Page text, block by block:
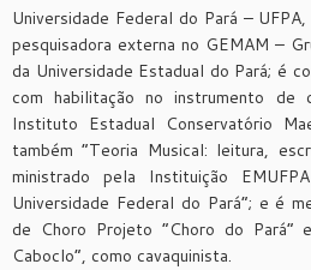
Universidade Federal do Pará –
pesquisadora externa no GEMAM –
da Universidade Estadual do Pará; é
com habilitação no instrumento de
Instituto Estadual Conservatório
também “Teoria Musical: leitura,
ministrado pela Instituição
Universidade Federal do Pará”; e é
de Choro Projeto “Choro do Pará”
Caboclo”, como cavaquinista.